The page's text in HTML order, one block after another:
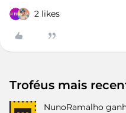
2 likes
Troféus mais
NunoRamalho